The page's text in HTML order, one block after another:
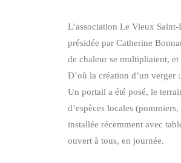
L’association Le Vieux
présidée par Catherine
de chaleur se multipliaient,
D’où la création d’un verger
Un portail a été posé, le
d’espèces locales
installée récemment avec
ouvert à tous, en journée.